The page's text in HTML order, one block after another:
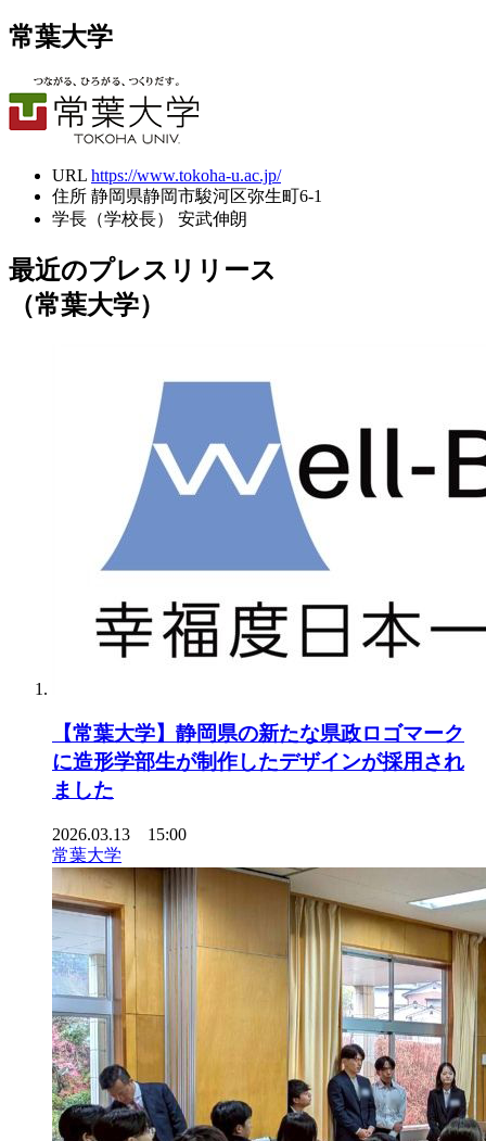
常葉大学
URL https://www.tokoha-u.ac.jp/
住所 静岡県静岡市駿河区弥生町6-1
学長（学校長）
安武伸朗
最近のプレスリリース
（常葉大学）
【常葉大学】静岡県の新たな県政ロゴマーク
に造形学部生が制作したデザインが採用され
ました
2026.03.13 15:00
常葉大学